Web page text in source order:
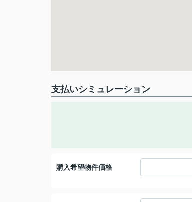
支払いシミュレーション
購入希望物件価格